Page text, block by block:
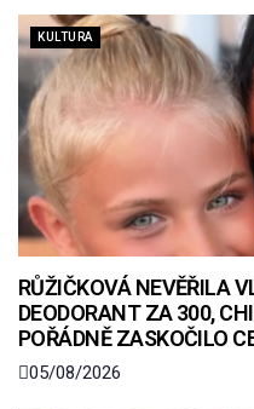
KULTURA
RŮŽIČKOVÁ NEVĚŘILA
DEODORANT ZA 300,
POŘÁDNĚ ZASKOČILO
05/08/2026